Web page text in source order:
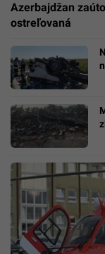
Azerbajdžan
ostreľovaná